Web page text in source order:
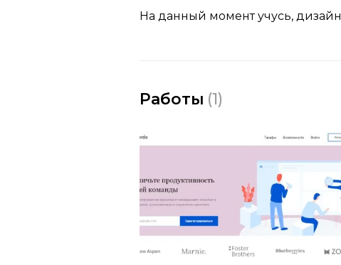
На данный момент учусь,
Работы (1)